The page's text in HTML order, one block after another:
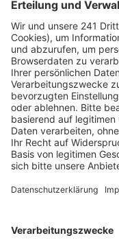
Flutkatastrophe im
komplett überflutet
Wiedereröffnung
eine große
Dorfgemeinschaft,
Kreisch.
Allerdings ist der
Es fehlen noch
nächsten Wochen
werden. Die
beginnen am